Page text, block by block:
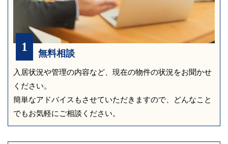
1 無料相談
入居状況や管理の内容など、現在の物件の状況をお聞かせ
ください。
簡単なアドバイスもさせていただきますので、どんなこと
でもお気軽にご相談ください。